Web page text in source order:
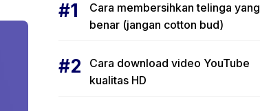
Cara membersihkan telinga yang
benar (jangan cotton bud)
Cara download video YouTube
kualitas HD